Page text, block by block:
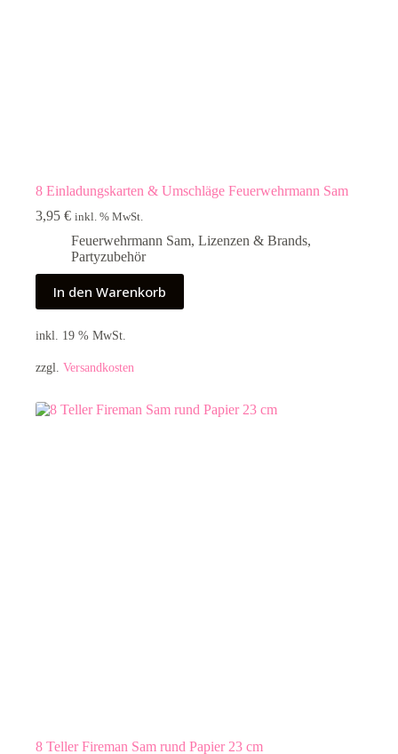
8 Einladungskarten & Umschläge Feuerwehrmann Sam
3,95 € inkl. % MwSt.
Feuerwehrmann Sam, Lizenzen & Brands,
Partyzubehör
In den Warenkorb
inkl. 19 % MwSt.
zzgl. Versandkosten
8 Teller Fireman Sam rund Papier 23 cm